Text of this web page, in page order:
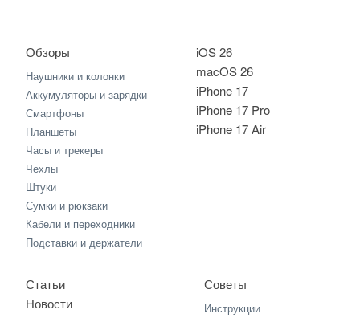
iOS 26
macOS 26
iPhone 17
iPhone 17 Pro
iPhone 17 Air
Обзоры
Наушники и колонки
Аккумуляторы и зарядки
Смартфоны
Планшеты
Часы и трекеры
Чехлы
Штуки
Сумки и рюкзаки
Кабели и переходники
Подставки и держатели
Статьи
Новости
Советы
Инструкции